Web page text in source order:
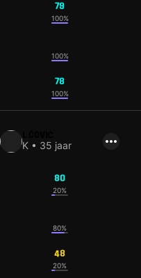
79
100%
100%
78
100%
K • 35 jaar
80
20%
80%
48
20%